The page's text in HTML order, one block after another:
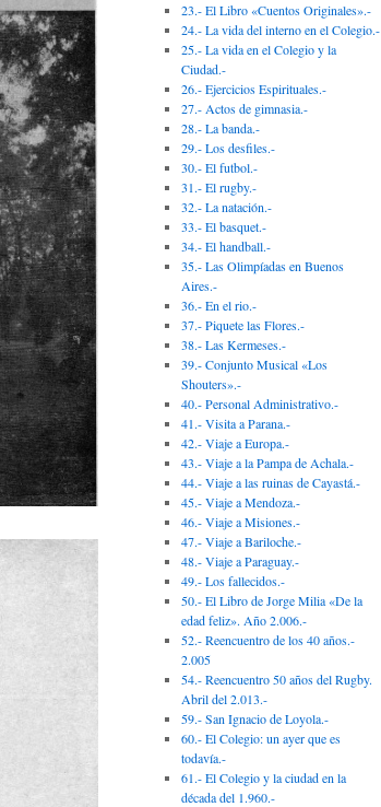
23.- El Libro «Cuentos Originales».-
24.- La vida del interno en el Colegio.-
25.- La vida en el Colegio y la
Ciudad.-
26.- Ejercicios Espirituales.-
27.- Actos de gimnasia.-
28.- La banda.-
29.- Los desfiles.-
30.- El futbol.-
31.- El rugby.-
32.- La natación.-
33.- El basquet.-
34.- El handball.-
35.- Las Olimpíadas en Buenos
Aires.-
36.- En el rio.-
37.- Piquete las Flores.-
38.- Las Kermeses.-
39.- Conjunto Musical «Los
Shouters».-
40.- Personal Administrativo.-
41.- Visita a Parana.-
42.- Viaje a Europa.-
43.- Viaje a la Pampa de Achala.-
44.- Viaje a las ruinas de Cayastá.-
45.- Viaje a Mendoza.-
46.- Viaje a Misiones.-
47.- Viaje a Bariloche.-
48.- Viaje a Paraguay.-
49.- Los fallecidos.-
50.- El Libro de Jorge Milia «De la
edad feliz». Año 2.006.-
52.- Reencuentro de los 40 años.-
2.005
54.- Reencuentro 50 años del Rugby.
Abril del 2.013.-
59.- San Ignacio de Loyola.-
60.- El Colegio: un ayer que es
todavía.-
61.- El Colegio y la ciudad en la
década del 1.960.-